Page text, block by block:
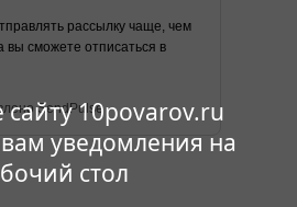
10povarov.ru
уведомления на
стол
рассылку чаще, чем
вы сможете отписаться в
SendPulse